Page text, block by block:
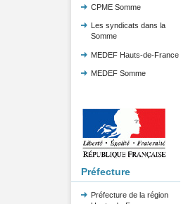
CPME Somme
Les syndicats dans la
Somme
MEDEF Hauts-de-France
MEDEF Somme
Préfecture
Préfecture de la région